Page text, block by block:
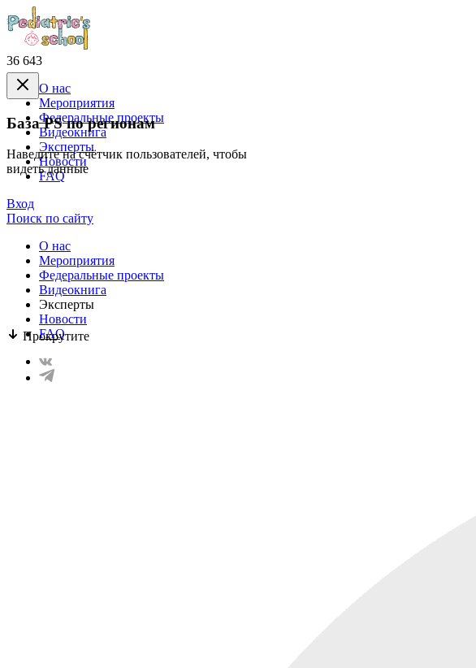
36 643
База PS по регионам
Наведите на счётчик пользователей, чтобы
видеть данные
Прокрутите
О нас
Mероприятия
Федеральные проекты
Видеокнига
Эксперты
Новости
FAQ
Вход
Поиск по сайту
О нас
Mероприятия
Федеральные проекты
Видеокнига
Эксперты
Новости
FAQ